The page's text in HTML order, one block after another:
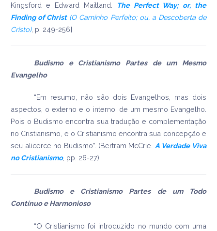
Kingsford e Edward Maitland.
The Perfect Way; or, the
Finding of Christ(O Caminho Perfeito; ou, a Descoberta de
Cristo), p. 249-256]
Budismo e Cristianismo Partes de um Mesmo
Evangelho
“Em resumo, não são dois Evangelhos, mas dois
aspectos, o externo e o interno, de um mesmo Evangelho.
Pois o Budismo encontra sua tradução e complementação
no Cristianismo, e o Cristianismo encontra sua concepção e
seu alicerce no Budismo”. (Bertram McCrie. A Verdade Viva
no Cristianismo, pp. 26-27)
Budismo e Cristianismo Partes de um Todo
Contínuo e Harmonioso
“O Cristianismo foi introduzido no mundo com uma